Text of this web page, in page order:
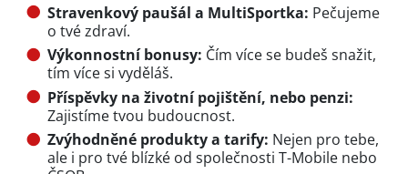
Stravenkový paušál a MultiSportka: Pečujeme
o tvé zdraví.
Výkonnostní bonusy: Čím více se budeš snažit,
tím více si vyděláš.
Příspěvky na životní pojištění, nebo penzi:
Zajistíme tvou budoucnost.
Zvýhodněné produkty a tarify: Nejen pro tebe,
ale i pro tvé blízké od společnosti T-Mobile nebo